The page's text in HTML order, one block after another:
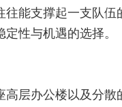
能支撑起一支队
性与机遇的选择。
层办公楼以及分